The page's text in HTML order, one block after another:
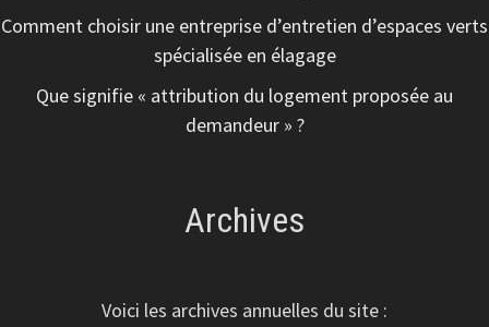
Comment choisir une entreprise d’entretien d’espaces verts
spécialisée en élagage
Que signifie « attribution du logement proposée au
demandeur » ?
Archives
Voici les archives annuelles du site :